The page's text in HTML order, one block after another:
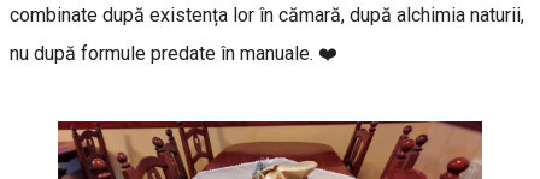
combinate după existența lor în cămară, după alchimia naturii,
nu după formule predate în manuale. ❤️